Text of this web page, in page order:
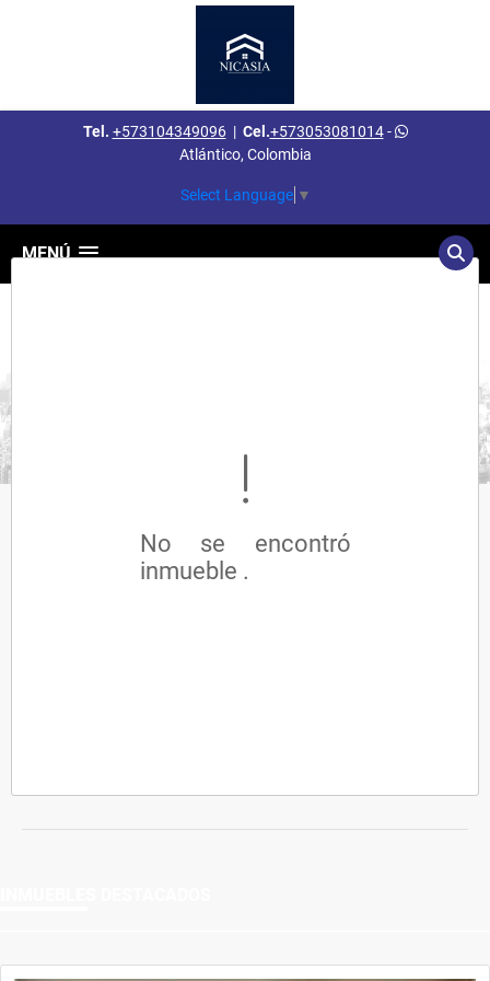
Tel. +573104349096| Cel.+573053081014-
Atlántico, Colombia
Select Language ▼
MENÚ
No se encontró
inmueble .